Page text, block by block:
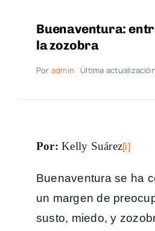
Buenaventura:
la zozobra
Por admin Última
Por:Kelly Suárez[i]
Buenaventura se ha
un margen de
susto, miedo, y